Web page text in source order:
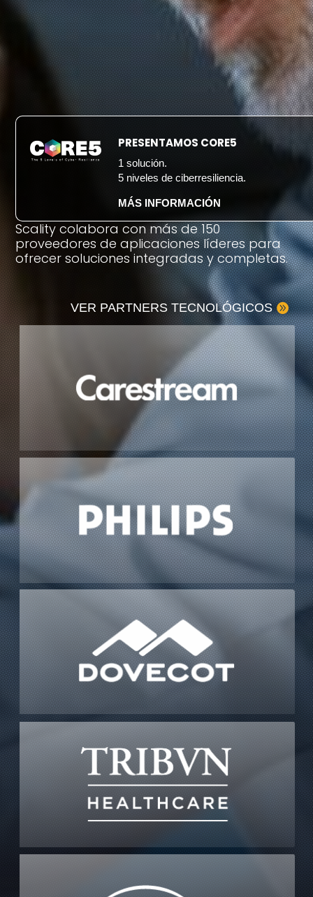
PRESENTAMOS CORE5
1 solución.
5 niveles de ciberresiliencia.
MÁS INFORMACIÓN
Scality colabora con más de 150
proveedores de aplicaciones líderes para
ofrecer soluciones integradas y completas.
VER PARTNERS TECNOLÓGICOS